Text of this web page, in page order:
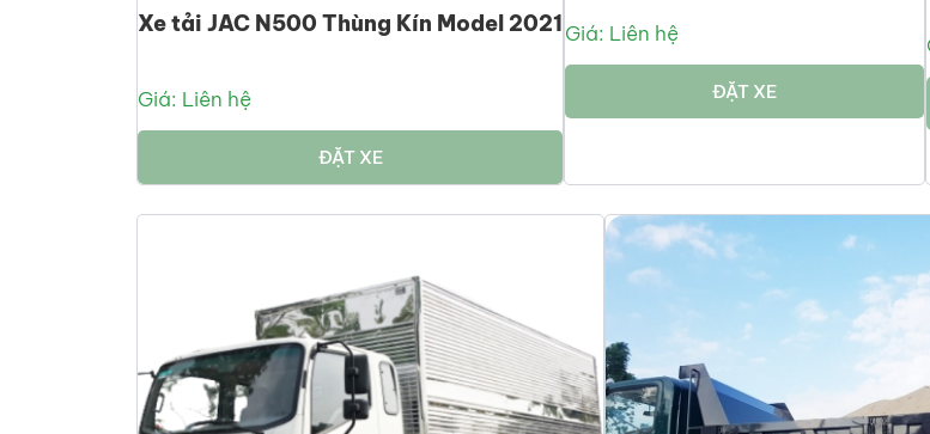
Xe tải JAC N500 Thùng Kín Model 2021
Giá: Liên hệ
ĐẶT XE
Giá: Liên hệ
ĐẶT XE